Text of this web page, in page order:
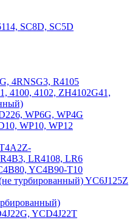
SC8D, SC5D
4RNSG3, R4105
4102, ZH4102G41,
WP6G, WP4G
WP10, WP12
LR4108, LR6
YC4B90-T10
турбированный) YC6J125Z
YCD4J22T